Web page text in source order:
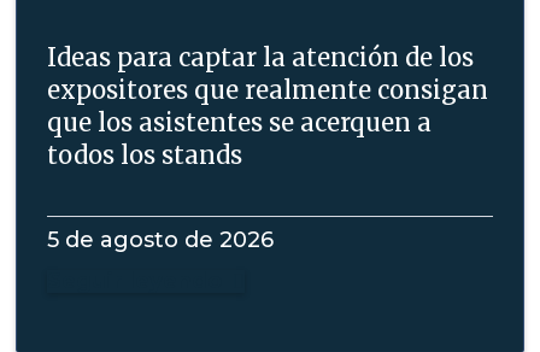
Ideas para captar la atención de los
expositores que realmente consigan
que los asistentes se acerquen a
todos los stands
5 de agosto de 2026